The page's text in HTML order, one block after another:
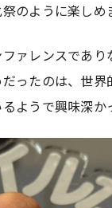
のように楽しめ
ァレンスであ
ったのは、世
ようで興味深か